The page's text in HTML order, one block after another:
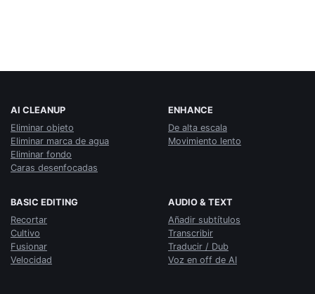
AI CLEANUP
Eliminar objeto
Eliminar marca de agua
Eliminar fondo
Caras desenfocadas
ENHANCE
De alta escala
Movimiento lento
BASIC EDITING
Recortar
Cultivo
Fusionar
Velocidad
AUDIO & TEXT
Añadir subtítulos
Transcribir
Traducir / Dub
Voz en off de AI